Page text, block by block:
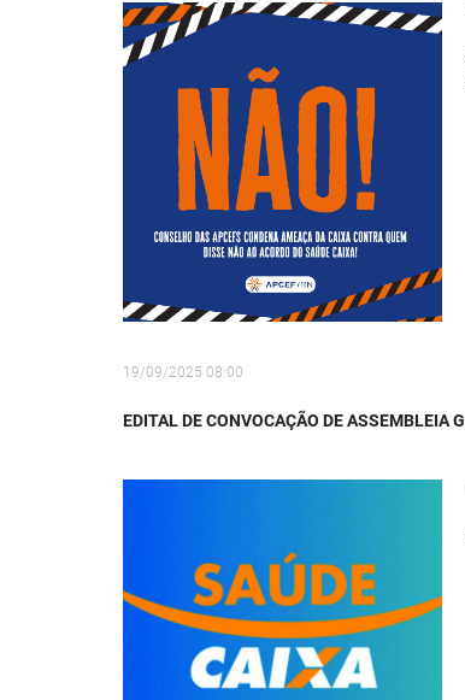
19/09/2025 08:00
EDITAL DE CONVOCAÇÃO DE